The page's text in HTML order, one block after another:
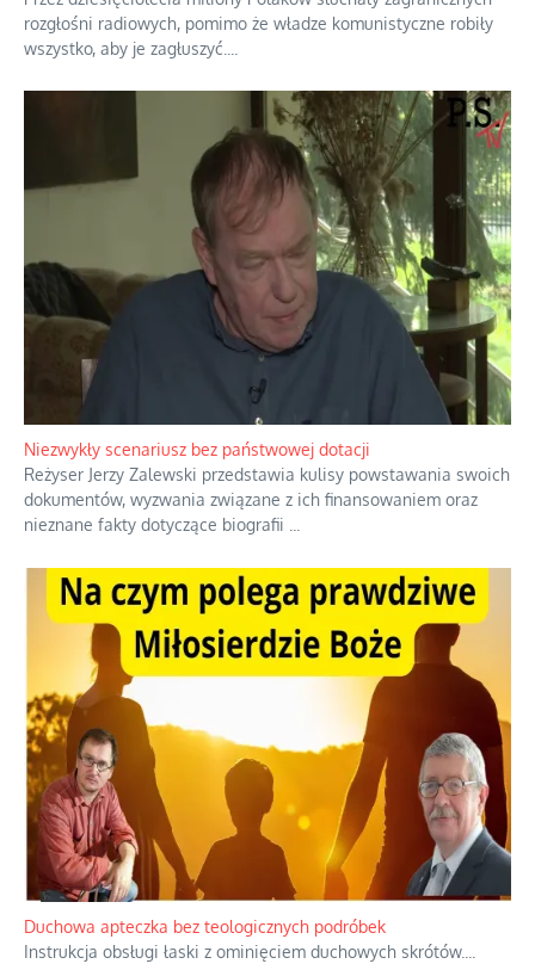
rozgłośni radiowych, pomimo że władze komunistyczne robiły
wszystko, aby je zagłuszyć.
Niezwykły scenariusz bez państwowej dotacji
Reżyser Jerzy Zalewski przedstawia kulisy powstawania swoich
dokumentów, wyzwania związane z ich finansowaniem oraz
nieznane fakty dotyczące biografii
Duchowa apteczka bez teologicznych podróbek
Instrukcja obsługi łaski z ominięciem duchowych skrótów.